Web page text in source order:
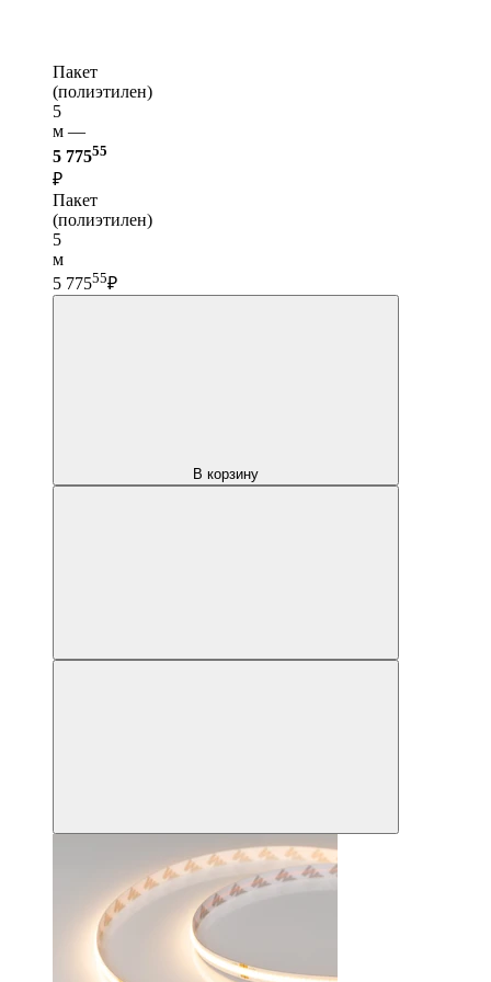
Пакет
(полиэтилен)
5
м —
5 77555
₽
Пакет
(полиэтилен)
5
м
5 77555₽
В корзину